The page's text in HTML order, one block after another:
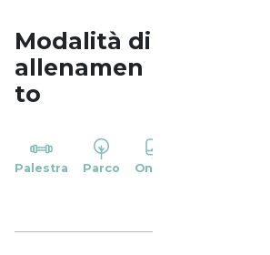
Modalità di
allenamen
to
Palestra Parco Online